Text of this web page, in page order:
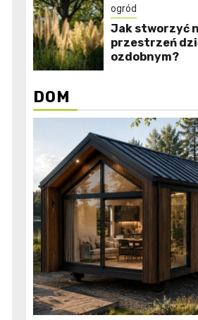
ogród
Jak stworzyć
przestrzeń
ozdobnym?
DOM